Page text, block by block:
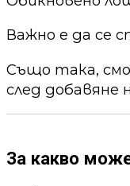
Важно е да се
Също така,
след добавяне
За какво